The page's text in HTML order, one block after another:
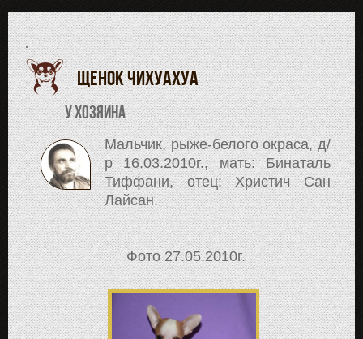
·
Щенок чихуахуа
У хозяина
Мальчик, рыже-белого окраса, д/
р 16.03.2010г., мать: Бинаталь
Тиффани, отец: Христич Сан
Лайсан.
Фото 27.05.2010г.